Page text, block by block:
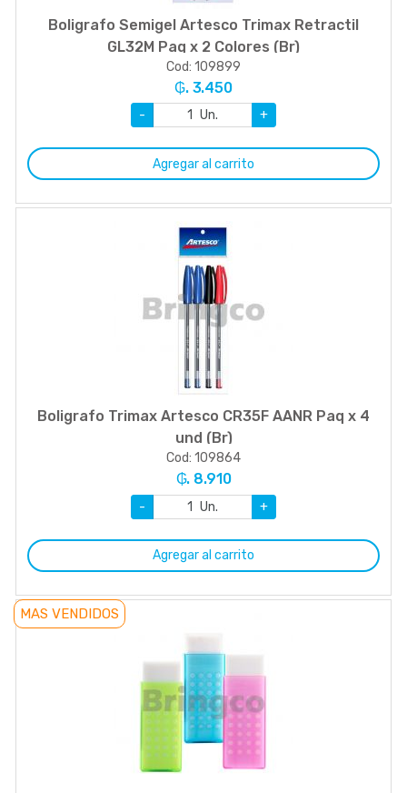
Boligrafo Semigel Artesco Trimax Retractil
GL32M Paq x 2 Colores (Br)
Cod: 109899
₲. 3.450
- Un. +
Agregar al carrito
Boligrafo Trimax Artesco CR35F AANR Paq x 4
und (Br)
Cod: 109864
₲. 8.910
- Un. +
Agregar al carrito
MAS VENDIDOS